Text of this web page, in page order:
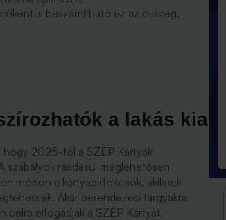
is beszámítható ez az összeg.
a lakás
hogy 2025-től a SZÉP Kártyák
szabályok ráadásul meglehetősen
módon a kártyabirtokosok, akiknek
Akár berendezési tárgyakra
célra elfogadják a SZÉP Kártyát.